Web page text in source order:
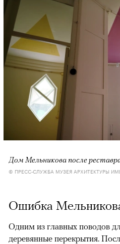
Дом Мельникова после
© ПРЕСС-СЛУЖБА МУЗЕЯ АРХИТЕКТУРЫ
Ошибка
Одним из главных поводов
деревянные перекрытия.